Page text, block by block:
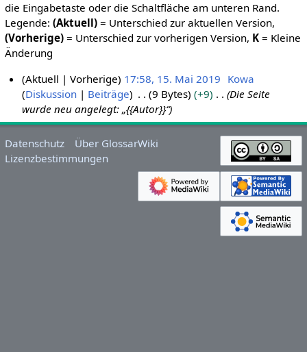
die Eingabetaste oder die Schaltfläche am unteren Rand.
Legende: (Aktuell)= Unterschied zur aktuellen Version,
(Vorherige)= Unterschied zur vorherigen Version, K= Kleine
Änderung
.
M
a
Aktuell Vorherige 17:58, 15. Mai 2019 Kowa
Diskussion
Beiträge 9 Bytes +9
Die Seite
wurde neu angelegt: „{{Autor}}“
Datenschutz
Über GlossarWiki
Lizenzbestimmungen